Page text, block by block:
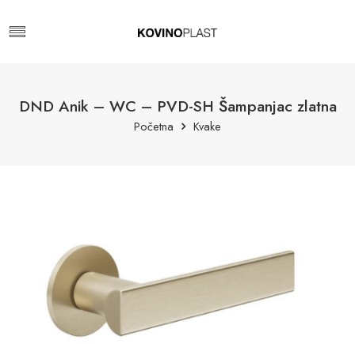
DND Anik – WC – PVD-SH Šampanjac zlatna
Početna Kvake